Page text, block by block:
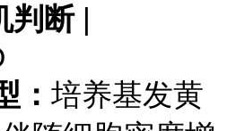
判断|
： 培养基发黄